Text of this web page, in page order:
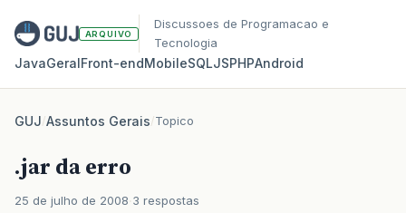
ARQUIVO
Discussoes de Programacao e
Tecnologia
JavaGeralFront‑endMobileSQLJSPHPAndroid
GUJ/Assuntos Gerais/Topico
.jar da erro
25 de julho de 2008 3 respostas